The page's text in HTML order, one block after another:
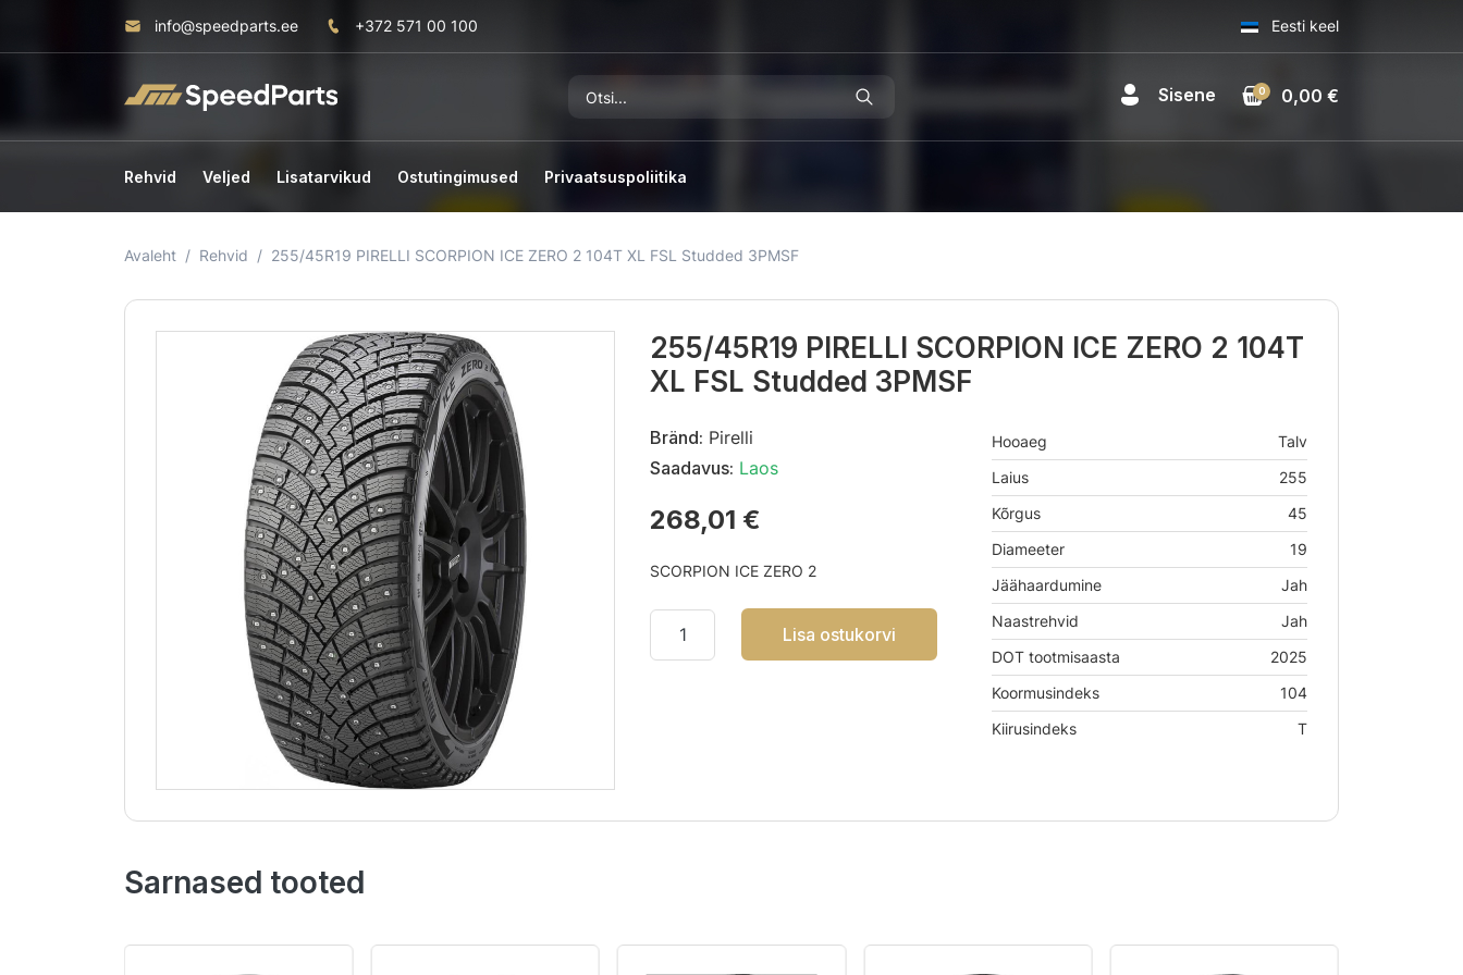
info@speedparts.ee +372 571 00 100 Eesti keel
Sisene 0,00 €
0
Rehvid Veljed Lisatarvikud Ostutingimused Privaatsuspoliitika
Avaleht Rehvid 255/45R19 PIRELLI SCORPION ICE ZERO 2 104T XL FSL Studded 3PMSF
255/45R19 PIRELLI SCORPION ICE ZERO 2 104T
XL FSL Studded 3PMSF
Bränd: Pirelli
Saadavus: Laos
268,01 €
SCORPION ICE ZERO 2
Lisa ostukorvi
Hooaeg
Talv
Laius
255
Kõrgus
45
Diameeter
19
Jäähaardumine
Jah
Naastrehvid
Jah
DOT tootmisaasta
2025
Koormusindeks
104
Kiirusindeks
T
Sarnased tooted